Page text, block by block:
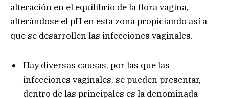
alteración en el equilibrio de la flora vagina,
alterándose el pH en esta zona propiciando así a
que se desarrollen las infecciones vaginales.
Hay diversas causas, por las que las
infecciones vaginales, se pueden presentar,
dentro de las principales es la denominada